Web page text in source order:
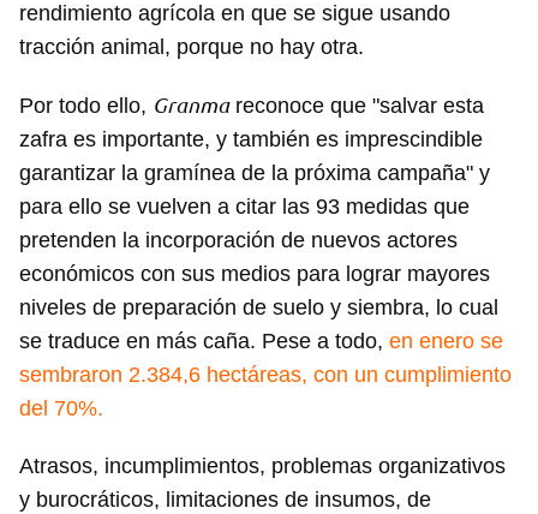
rendimiento agrícola en que se sigue usando
tracción animal, porque no hay otra.
Por todo ello, Granmareconoce que "salvar esta
zafra es importante, y también es imprescindible
garantizar la gramínea de la próxima campaña" y
para ello se vuelven a citar las 93 medidas que
pretenden la incorporación de nuevos actores
económicos con sus medios para lograr mayores
niveles de preparación de suelo y siembra, lo cual
se traduce en más caña. Pese a todo, en enero se
sembraron 2.384,6 hectáreas, con un cumplimiento
del 70%.
Atrasos, incumplimientos, problemas organizativos
y burocráticos, limitaciones de insumos, de